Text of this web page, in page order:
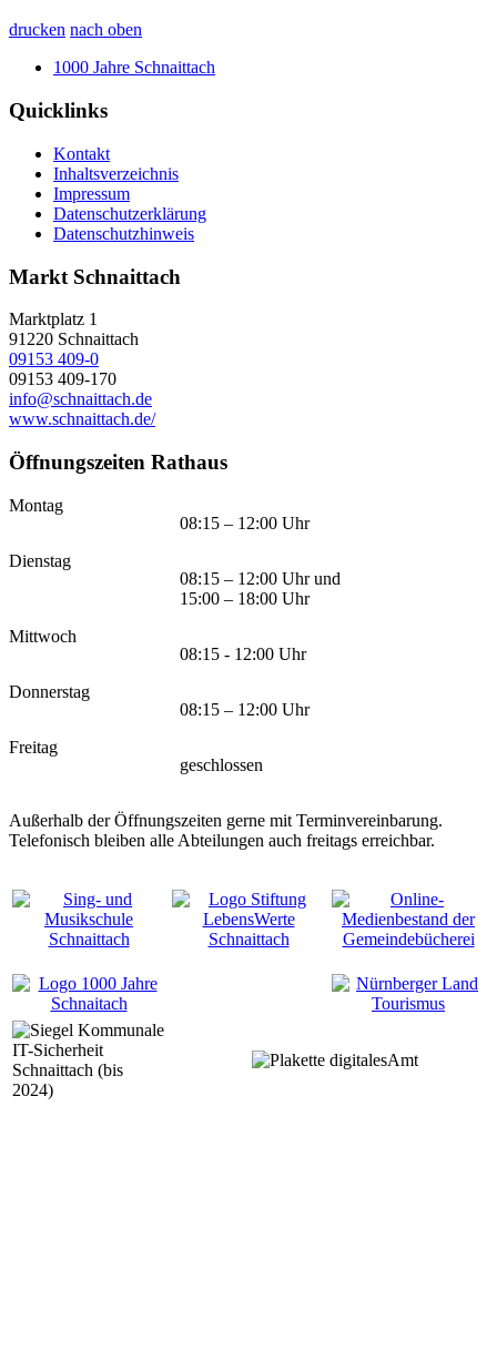
drucken nach oben
1000 Jahre Schnaittach
Quicklinks
Kontakt
Inhaltsverzeichnis
Impressum
Datenschutzerklärung
Datenschutzhinweis
Markt Schnaittach
Marktplatz 1
91220 Schnaittach
09153 409-0
09153 409-170
info@schnaittach.de
www.schnaittach.de/
Öffnungszeiten Rathaus
Montag
08:15 – 12:00 Uhr
Dienstag
08:15 – 12:00 Uhr und
15:00 – 18:00 Uhr
Mittwoch
08:15 - 12:00 Uhr
Donnerstag
08:15 – 12:00 Uhr
Freitag
geschlossen
Außerhalb der Öffnungszeiten gerne mit Terminvereinbarung.
Telefonisch bleiben alle Abteilungen auch freitags erreichbar.